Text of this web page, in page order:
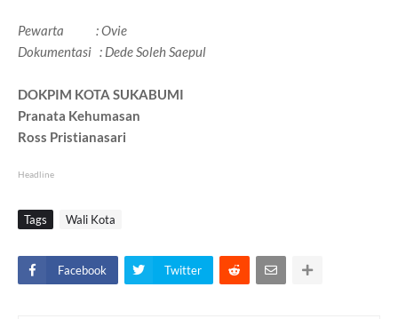
Pewarta : Ovie
Dokumentasi : Dede Soleh Saepul
DOKPIM KOTA SUKABUMI
Pranata Kehumasan
Ross Pristianasari
Headline
Tags Wali Kota
Facebook Twitter